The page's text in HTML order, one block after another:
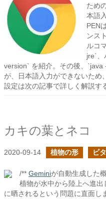
ため
本語
PEN
ンス
ルコ
jre`、
version` を紹介。その後、`java
が、日本語入力ができないため
設定は次の記事で詳しく解説す
カキの葉とネコ
2020-09-14 植物の形 ビ
/** Geminiが自動生成した
植物が水中から陸上へ進
に晒されるという問題に直面し